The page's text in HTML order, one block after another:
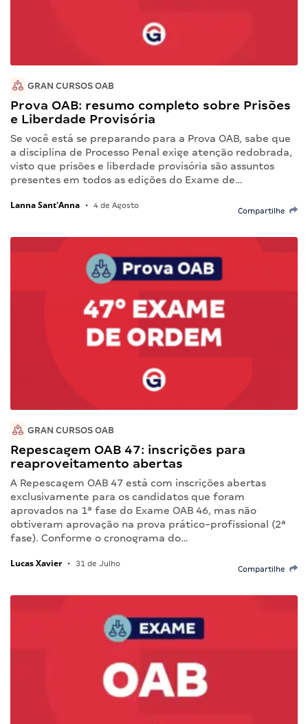
GRAN CURSOS OAB
Prova OAB: resumo completo sobre Prisões
e Liberdade Provisória
Se você está se preparando para a Prova OAB, sabe que
a disciplina de Processo Penal exige atenção redobrada,
visto que prisões e liberdade provisória são assuntos
presentes em todos as edições do Exame de…
Lanna Sant'Anna • 4 de Agosto
Compartilhe
GRAN CURSOS OAB
Repescagem OAB 47: inscrições para
reaproveitamento abertas
A Repescagem OAB 47 está com inscrições abertas
exclusivamente para os candidatos que foram
aprovados na 1ª fase do Exame OAB 46, mas não
obtiveram aprovação na prova prático-profissional (2ª
fase). Conforme o cronograma do…
Lucas Xavier • 31 de Julho
Compartilhe